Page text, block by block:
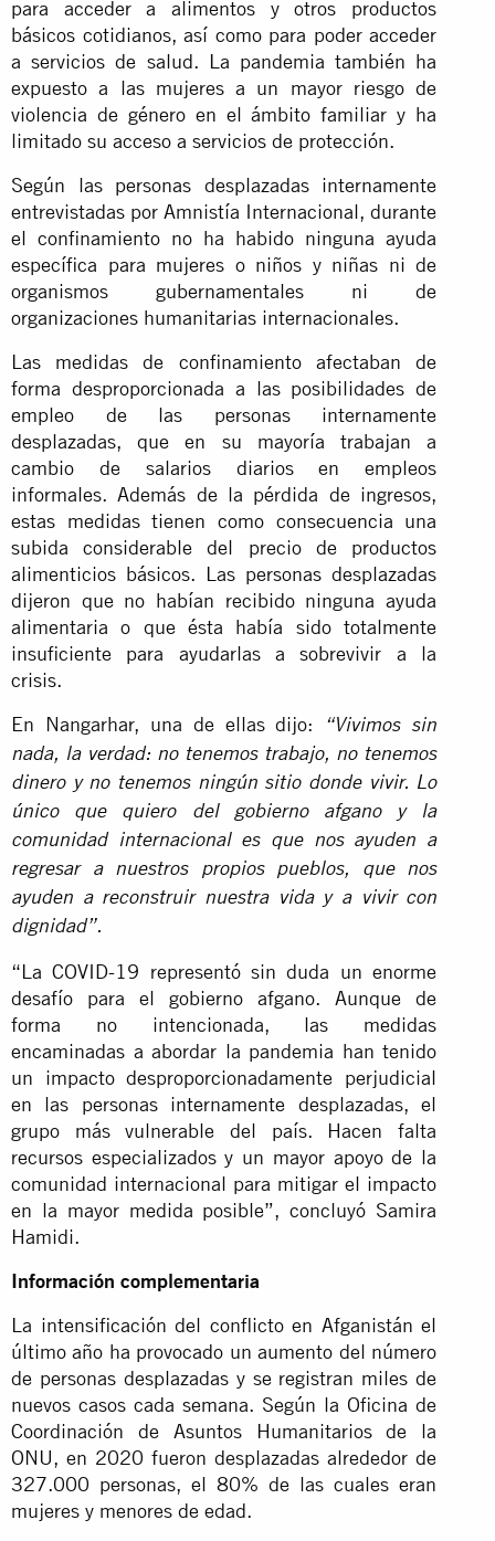
para acceder a alimentos y otros productos
básicos cotidianos, así como para poder acceder
a servicios de salud. La pandemia también ha
expuesto a las mujeres a un mayor riesgo de
violencia de género en el ámbito familiar y ha
limitado su acceso a servicios de protección.
Según las personas desplazadas internamente
entrevistadas por Amnistía Internacional, durante
el confinamiento no ha habido ninguna ayuda
específica para mujeres o niños y niñas ni de
organismos gubernamentales ni de
organizaciones humanitarias internacionales.
Las medidas de confinamiento afectaban de
forma desproporcionada a las posibilidades de
empleo de las personas internamente
desplazadas, que en su mayoría trabajan a
cambio de salarios diarios en empleos
informales. Además de la pérdida de ingresos,
estas medidas tienen como consecuencia una
subida considerable del precio de productos
alimenticios básicos. Las personas desplazadas
dijeron que no habían recibido ninguna ayuda
alimentaria o que ésta había sido totalmente
insuficiente para ayudarlas a sobrevivir a la
crisis.
En Nangarhar, una de ellas dijo: “Vivimos sin
nada, la verdad: no tenemos trabajo, no tenemos
dinero y no tenemos ningún sitio donde vivir. Lo
único que quiero del gobierno afgano y la
comunidad internacional es que nos ayuden a
regresar a nuestros propios pueblos, que nos
ayuden a reconstruir nuestra vida y a vivir con
dignidad”.
“La COVID-19 representó sin duda un enorme
desafío para el gobierno afgano. Aunque de
forma no intencionada, las medidas
encaminadas a abordar la pandemia han tenido
un impacto desproporcionadamente perjudicial
en las personas internamente desplazadas, el
grupo más vulnerable del país. Hacen falta
recursos especializados y un mayor apoyo de la
comunidad internacional para mitigar el impacto
en la mayor medida posible”, concluyó Samira
Hamidi.
Información complementaria
La intensificación del conflicto en Afganistán el
último año ha provocado un aumento del número
de personas desplazadas y se registran miles de
nuevos casos cada semana. Según la Oficina de
Coordinación de Asuntos Humanitarios de la
ONU, en 2020 fueron desplazadas alrededor de
327.000 personas, el 80% de las cuales eran
mujeres y menores de edad.